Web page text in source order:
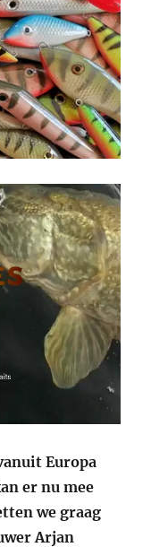
Europa
er nu mee
we graag
Arjan